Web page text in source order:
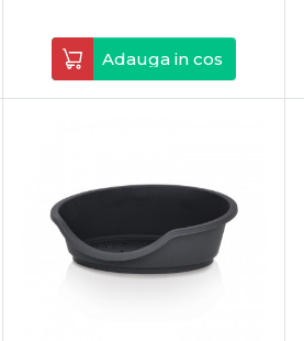
Adauga in cos